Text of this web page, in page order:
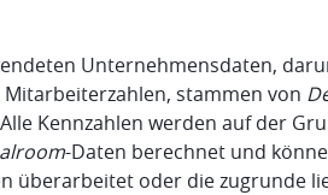
Unternehmensdaten,
stammen von
Kennzahlen werden auf der
-Daten berechnet und
überarbeitet oder die zugrunde